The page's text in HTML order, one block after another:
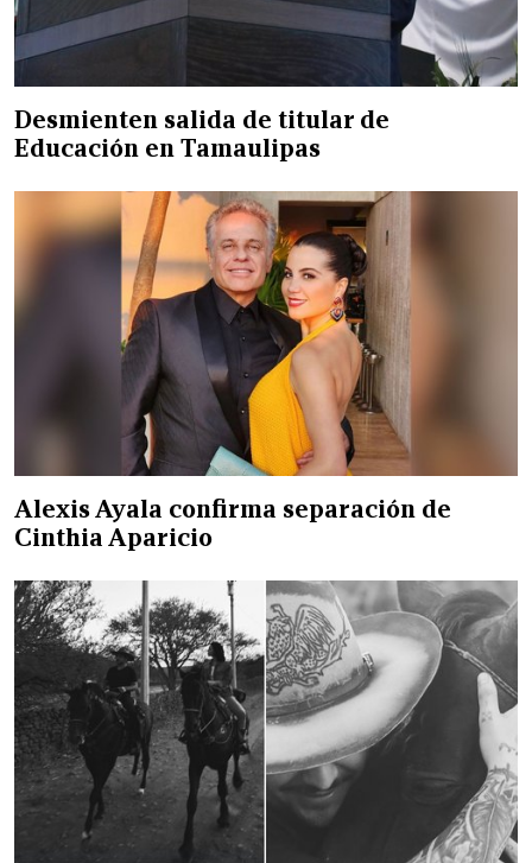
Desmienten salida de titular de
Educación en Tamaulipas
Alexis Ayala confirma separación de
Cinthia Aparicio